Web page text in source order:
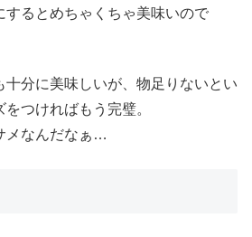
するとめちゃくちゃ美味いので
十分に美味しいが、物足りないとい
つければもう完璧。
メなんだなぁ…